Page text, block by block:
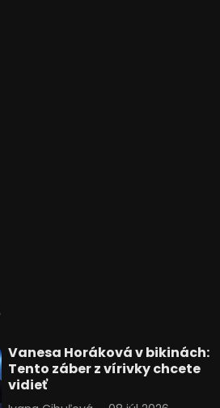
Vanesa Horáková v bikinách:
Tento záber z vírivky chcete
vidieť